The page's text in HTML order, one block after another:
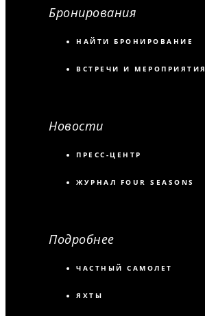
Бронирования
НАЙТИ БРОНИРОВАНИЕ
ВСТРЕЧИ И МЕРОПРИЯТИЯ
Новости
ПРЕСС-ЦЕНТР
ЖУРНАЛ FOUR SEASONS
Подробнее
ЧАСТНЫЙ САМОЛЕТ
ЯХТЫ